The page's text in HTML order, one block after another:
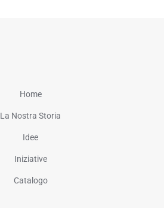
Home
La Nostra Storia
Idee
Iniziative
Catalogo